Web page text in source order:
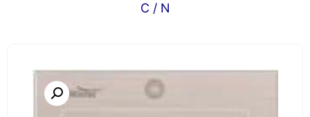
C / N